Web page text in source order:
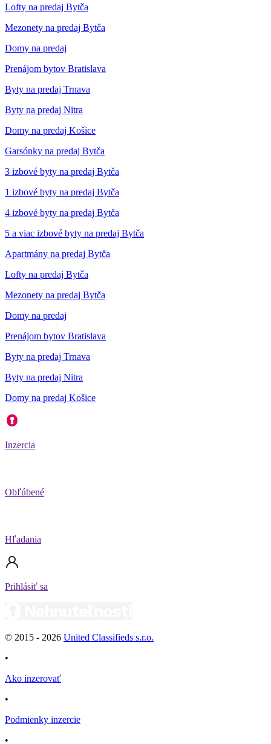
Lofty na predaj Bytča
Mezonety na predaj Bytča
Domy na predaj
Prenájom bytov Bratislava
Byty na predaj Trnava
Byty na predaj Nitra
Domy na predaj Košice
Garsónky na predaj Bytča
3 izbové byty na predaj Bytča
1 izbové byty na predaj Bytča
4 izbové byty na predaj Bytča
5 a viac izbové byty na predaj Bytča
Apartmány na predaj Bytča
Lofty na predaj Bytča
Mezonety na predaj Bytča
Domy na predaj
Prenájom bytov Bratislava
Byty na predaj Trnava
Byty na predaj Nitra
Domy na predaj Košice
Inzercia
Obľúbené
Hľadania
Prihlásiť sa
© 2015 - 2026 United Classifieds s.r.o.
•
Ako inzerovať
•
Podmienky inzercie
•